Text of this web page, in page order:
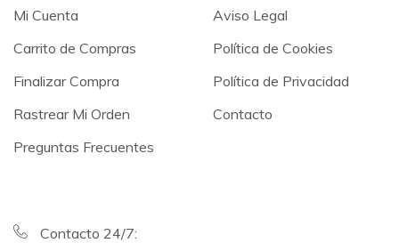
Mi Cuenta
Carrito de Compras
Finalizar Compra
Rastrear Mi Orden
Preguntas Frecuentes
Aviso Legal
Política de Cookies
Política de Privacidad
Contacto
Contacto 24/7: